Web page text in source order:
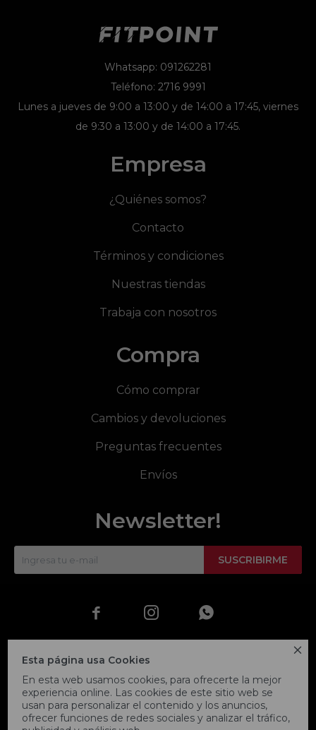

Esta página usa Cookies
En esta web usamos cookies, para ofrecerte la mejor
experiencia online. Las cookies de este sitio web se
usan para personalizar el contenido y los anuncios,
ofrecer funciones de redes sociales y analizar el tráfico,
Whatsapp: 091262281
Teléfono: 2716 9991
Lunes a jueves de 9:00 a 13:00 y de 14:00 a 17:45, viernes
de 9:30 a 13:00 y de 14:00 a 17:45.
Empresa
¿Quiénes somos?
Contacto
Términos y condiciones
Nuestras tiendas
Trabaja con nosotros
Compra
Cómo comprar
Cambios y devoluciones
Preguntas frecuentes
Envíos
Newsletter!
SUSCRIBIRME
  